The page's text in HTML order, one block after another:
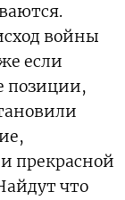
войны
если
позиции,
прекрасной
что